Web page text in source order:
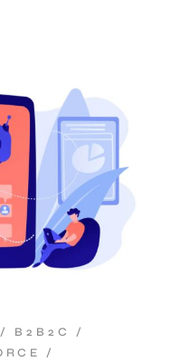
B2B2C